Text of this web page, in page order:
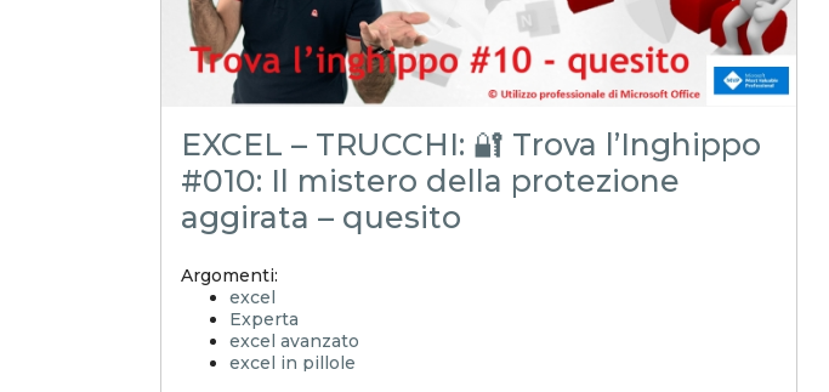
EXCEL – TRUCCHI: 🔐 Trova l’Inghippo
#010: Il mistero della protezione
aggirata – quesito
Argomenti:
excel
Experta
excel avanzato
excel in pillole